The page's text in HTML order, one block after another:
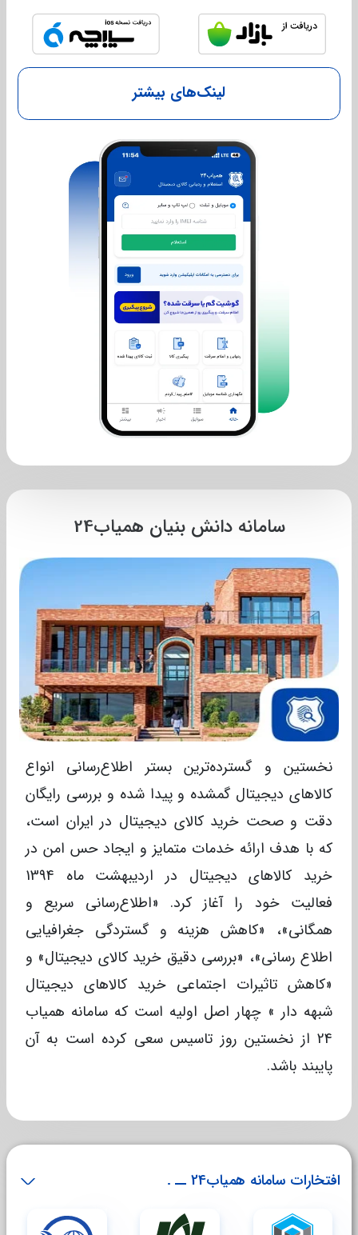
لینک‌های بیشتر
سامانه دانش بنیان همیاب24
نخستین و گسترده‌‎ترین بستر اطلاع‌رسانی انواع
کالاهای دیجیتال گمشده و پیدا شده و بررسی رایگان
دقت و صحت خرید کالای دیجیتال در ایران است،
که با هدف ارائه خدمات متمایز و ایجاد حس امن در
خرید کالاهای دیجیتال در اردیبهشت ماه 1394
فعالیت خود را آغاز کرد. «اطلاع‌رسانی سریع و
همگانی»، «کاهش هزینه و گستردگی جغرافیایی
اطلاع رسانی»، «بررسی دقیق خرید کالای دیجیتال» و
«کاهش تاثیرات اجتماعی خرید کالاهای دیجیتال
شبهه دار » چهار اصل اولیه است که سامانه همیاب
24 از نخستین روز تاسیس سعی کرده است به آن
پایبند باشد.
افتخارات سامانه همیاب24